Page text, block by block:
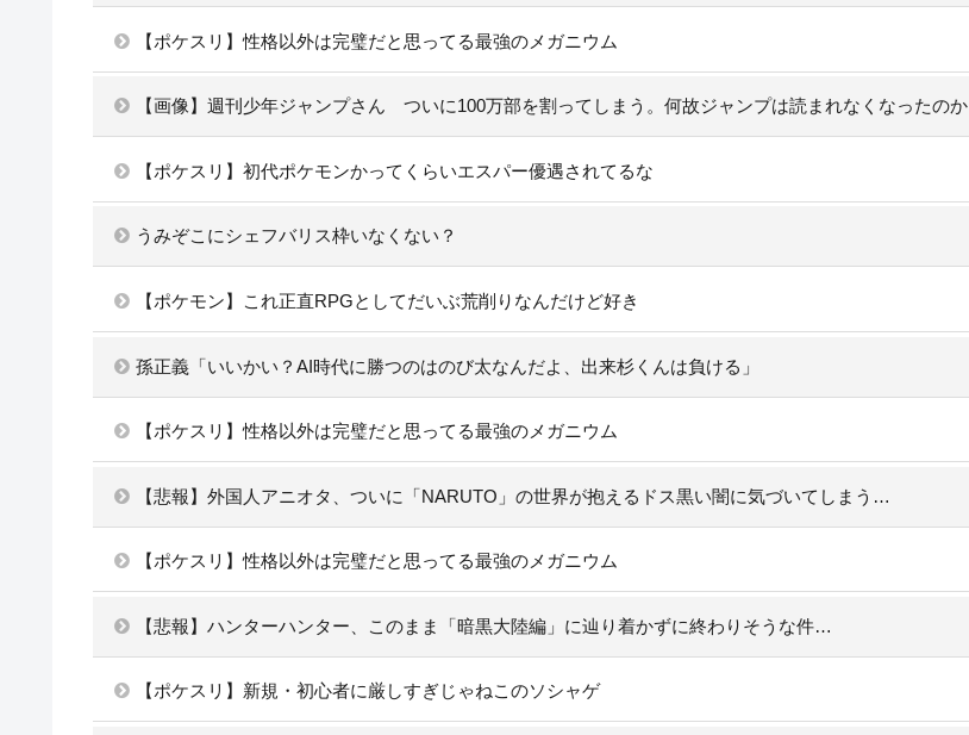
【ポケスリ】性格以外は完璧だと思ってる最強のメガニウム
【画像】週刊少年ジャンプさん ついに100万部を割ってしまう。何故ジャンプは読まれなくなったのか
【ポケスリ】初代ポケモンかってくらいエスパー優遇されてるな
うみぞこにシェフバリス枠いなくない？
【ポケモン】これ正直RPGとしてだいぶ荒削りなんだけど好き
孫正義「いいかい？AI時代に勝つのはのび太なんだよ、出来杉くんは負ける」
【ポケスリ】性格以外は完璧だと思ってる最強のメガニウム
【悲報】外国人アニオタ、ついに「NARUTO」の世界が抱えるドス黒い闇に気づいてしまう…
【ポケスリ】性格以外は完璧だと思ってる最強のメガニウム
【悲報】ハンターハンター、このまま「暗黒大陸編」に辿り着かずに終わりそうな件…
【ポケスリ】新規・初心者に厳しすぎじゃねこのソシャゲ